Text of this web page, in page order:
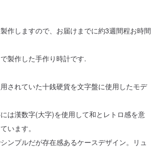
作しますので、お届けまでに約3週間程お時間
製作した手作り時計です.
されていた十銭硬貨を文字盤に使用したモデ
は漢数字(大字)を使用して和とレトロ感を意
います。
ンプルだが存在感あるケースデザイン。リュ